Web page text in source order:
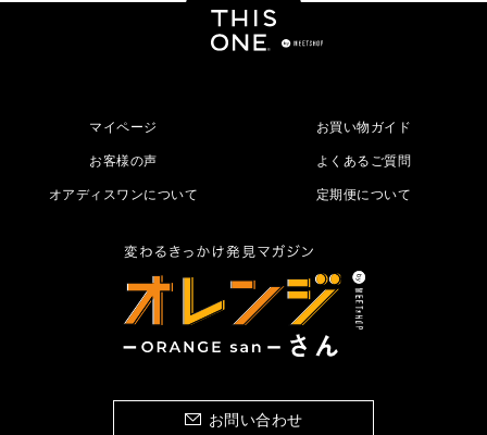
マイページ お買い物ガイド
お客様の声 よくあるご質問
オアディスワンについて 定期便について
お問い合わせ